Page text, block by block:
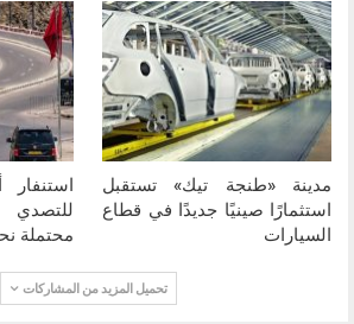
مدينة «طنجة تيك» تستقبل
استثمارًا صينيًا جديدًا في قطاع
السيارات
استنفار
محتملة
تحميل المزيد من المشاركات